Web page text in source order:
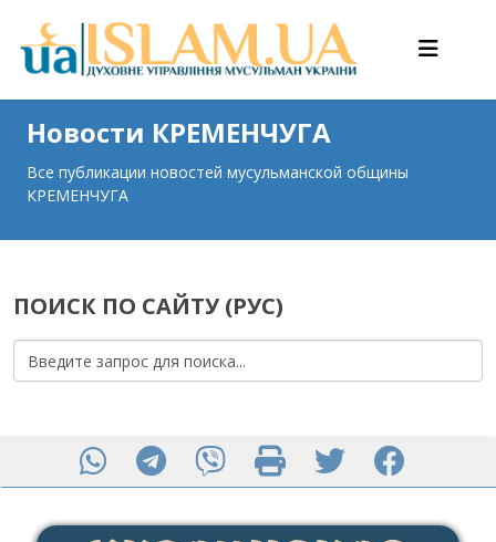
Новости КРЕМЕНЧУГА
Все публикации новостей мусульманской общины
КРЕМЕНЧУГА
ПОИСК ПО САЙТУ (РУС)